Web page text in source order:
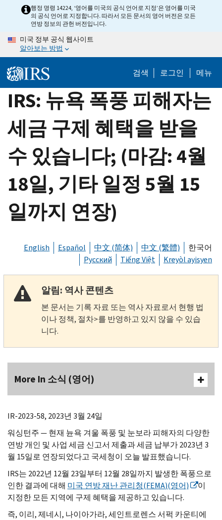
content
행정 명령 14224, ‘영어를 미국의 공식 언어로 지정’은 영어를 미국
의 공식 언어로 지정합니다. 따라서 모든 문서의 영어 버전은 모든
연방 정보의 관헌 버전입니다.
미국 정부 공식 웹사이트
알아보는 방법
검색 로그인 메뉴
IRS: 뉴욕 폭풍 피해자는
세금 구제 혜택을 받을
수 있습니다; (마감: 4월
18일, 기타 일정 5월 15
일까지 연장)
English Español 中文 (简体) 中文 (繁體)
한국어
Русский
Tiếng Việt Kreyòl ayisyen
알림: 역사 콘텐츠
본 문서는 기록 자료 또는 역사 자료로서 현행 법
이나 정책, 절차>를 반영하고 있지 않을 수 있습
니다.
More In 소식 (영어)
IR-2023-58, 2023년 3월 24일
워싱턴주 — 현재 뉸욕 겨울 폭풍 및 눈보라 피해자의 다양한
연방 개인 및 사업 세금 신고서 제출과 세금 납부가 2023년 3
월 15일로 연장되었다고 국세청이 오늘 발표했습니다.
IRS는 2022년 12월 23일부터 12월 28일까지 발생한 폭풍으로
인한 결과에 대해 미국 연방 재난 관리청(FEMA)(영어)
이
지정한 모든 지역에 구제 혜택을 제공하고 있습니다.
즉, 이리, 제네시, 나이아가라, 세인트로렌스 서퍽 카운티에